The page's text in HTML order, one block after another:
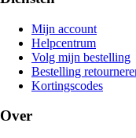
Mijn account
Helpcentrum
Volg mijn bestelling
Bestelling
Kortingscodes
Over